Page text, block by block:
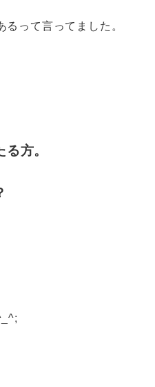
って言ってました。
方。